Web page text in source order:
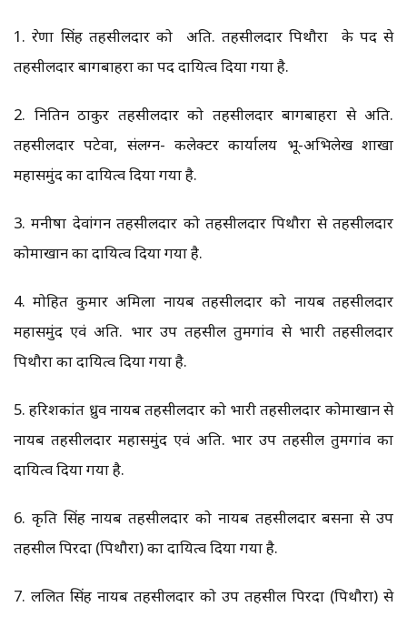
1. प्रेरणा सिंह तहसीलदार को अति. तहसीलदार पिथौरा के पद से
तहसीलदार बागबाहरा का पद दायित्व दिया गया है.
2. नितिन ठाकुर तहसीलदार को तहसीलदार बागबाहरा से अति.
तहसीलदार पटेवा, संलग्न- कलेक्टर कार्यालय भू-अभिलेख शाखा
महासमुंद का दायित्व दिया गया है.
3. मनीषा देवांगन तहसीलदार को तहसीलदार पिथौरा से तहसीलदार
कोमाखान का दायित्व दिया गया है.
4. मोहित कुमार अमिला नायब तहसीलदार को नायब तहसीलदार
महासमुंद एवं अति. प्रभार उप तहसील तुमगांव से प्रभारी तहसीलदार
पिथौरा का दायित्व दिया गया है.
5. हरिशकांत ध्रुव नायब तहसीलदार को प्रभारी तहसीलदार कोमाखान से
नायब तहसीलदार महासमुंद एवं अति. प्रभार उप तहसील तुमगांव का
दायित्व दिया गया है.
6. प्रकृति सिंह नायब तहसीलदार को नायब तहसीलदार बसना से उप
तहसील पिरदा (पिथौरा) का दायित्व दिया गया है.
7. ललित सिंह नायब तहसीलदार को उप तहसील पिरदा (पिथौरा) से